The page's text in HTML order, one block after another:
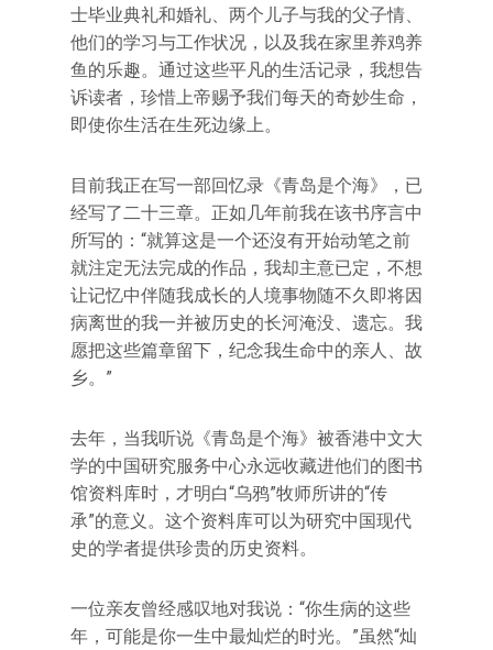
士毕业典礼和婚礼、两个儿子与我的父子情、
他们的学习与工作状况，以及我在家里养鸡养
鱼的乐趣。通过这些平凡的生活记录，我想告
诉读者，珍惜上帝赐予我们每天的奇妙生命，
即使你生活在生死边缘上。
目前我正在写一部回忆录《青岛是个海》，已
经写了二十三章。正如几年前我在该书序言中
所写的：“就算这是一个还沒有开始动笔之前
就注定无法完成的作品，我却主意已定，不想
让记忆中伴随我成长的人境事物随不久即将因
病离世的我一并被历史的长河淹没、遗忘。我
愿把这些篇章留下，纪念我生命中的亲人、故
乡。”
去年，当我听说《青岛是个海》被香港中文大
学的中国研究服务中心永远收藏进他们的图书
馆资料库时，才明白“乌鸦”牧师所讲的“传
承”的意义。这个资料库可以为研究中国现代
史的学者提供珍贵的历史资料。
一位亲友曾经感叹地对我说：“你生病的这些
年，可能是你一生中最灿烂的时光。”虽然“灿